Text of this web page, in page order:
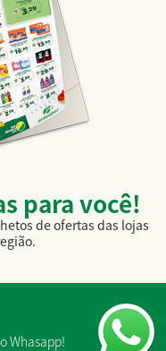
para você!
de ofertas das lojas
Whasapp!